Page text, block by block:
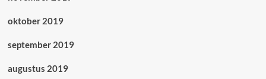
oktober 2019
september 2019
augustus 2019